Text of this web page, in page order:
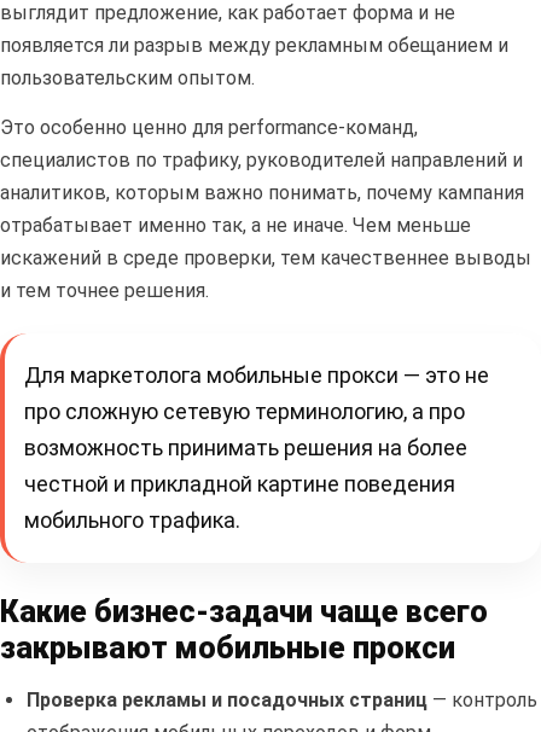
выглядит предложение, как работает форма и не
появляется ли разрыв между рекламным обещанием и
пользовательским опытом.
Это особенно ценно для performance-команд,
специалистов по трафику, руководителей направлений и
аналитиков, которым важно понимать, почему кампания
отрабатывает именно так, а не иначе. Чем меньше
искажений в среде проверки, тем качественнее выводы
и тем точнее решения.
Для маркетолога мобильные прокси — это не
про сложную сетевую терминологию, а про
возможность принимать решения на более
честной и прикладной картине поведения
мобильного трафика.
Какие бизнес-задачи чаще всего
закрывают мобильные прокси
Проверка рекламы и посадочных страниц — контроль